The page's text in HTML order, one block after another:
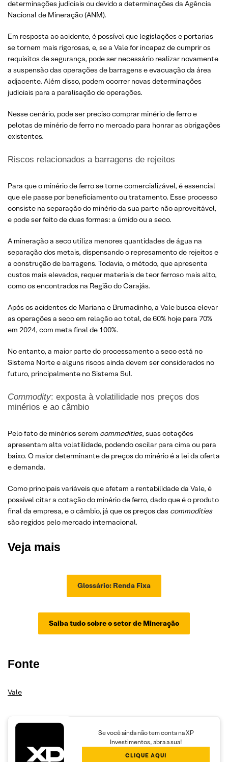
determinações judiciais ou devido a determinações da Agência
Nacional de Mineração (ANM).
Em resposta ao acidente, é possível que legislações e portarias
se tornem mais rigorosas, e, se a Vale for incapaz de cumprir os
requisitos de segurança, pode ser necessário realizar novamente
a suspensão das operações de barragens e evacuação da área
adjacente. Além disso, podem ocorrer novas determinações
judiciais para a paralisação de operações.
Nesse cenário, pode ser preciso comprar minério de ferro e
pelotas de minério de ferro no mercado para honrar as obrigações
existentes.
Riscos relacionados a barragens de rejeitos
Para que o minério de ferro se torne comercializável, é essencial
que ele passe por beneficiamento ou tratamento. Esse processo
consiste na separação do minério da sua parte não aproveitável,
e pode ser feito de duas formas: a úmido ou a seco.
A mineração a seco utiliza menores quantidades de água na
separação dos metais, dispensando o represamento de rejeitos e
a construção de barragens. Todavia, o método, que apresenta
custos mais elevados, requer materiais de teor ferroso mais alto,
como os encontrados na Região do Carajás.
Após os acidentes de Mariana e Brumadinho, a Vale busca elevar
as operações a seco em relação ao total, de 60% hoje para 70%
em 2024, com meta final de 100%.
No entanto, a maior parte do processamento a seco está no
Sistema Norte e alguns riscos ainda devem ser considerados no
futuro, principalmente no Sistema Sul.
Commodity: exposta à volatilidade nos preços dos
minérios e ao câmbio
Pelo fato de minérios serem commodities, suas cotações
apresentam alta volatilidade, podendo oscilar para cima ou para
baixo. O maior determinante de preços do minério é a lei da oferta
e demanda.
Como principais variáveis que afetam a rentabilidade da Vale, é
possível citar a cotação do minério de ferro, dado que é o produto
final da empresa, e o câmbio, já que os preços das commodities
são regidos pelo mercado internacional.
Veja mais
Glossário: Renda Fixa
Saiba tudo sobre o setor de Mineração
Fonte
Vale
Se você ainda não tem conta na XP
Investimentos, abra a sua!
CLIQUE AQUI